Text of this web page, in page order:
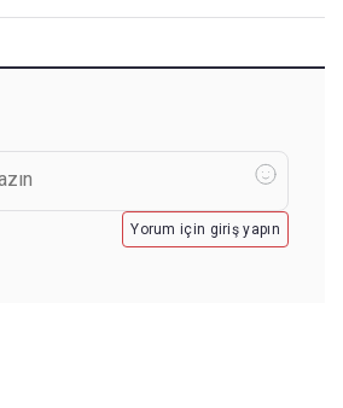
Yorum için giriş yapın